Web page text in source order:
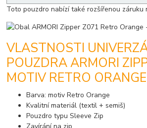
Toto pouzdro nabízí také rozšířenou
VLASTNOSTI
POUZDRA ARMORI
MOTIV RETRO
Barva: motiv Retro Orange
Kvalitní materiál (textil + semiš)
Pouzdro typu Sleeve Zip